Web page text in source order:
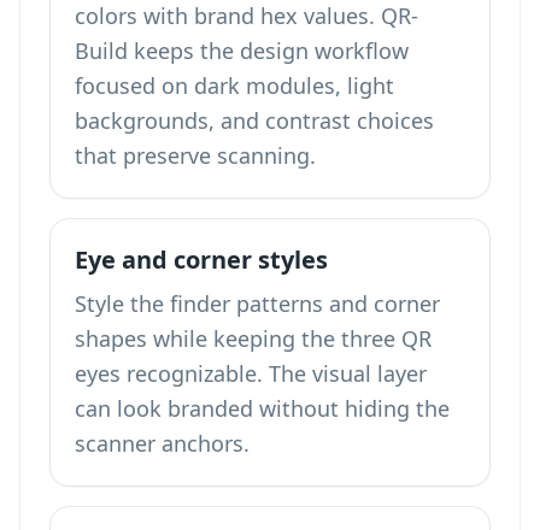
colors with brand hex values. QR-
Build keeps the design workflow
focused on dark modules, light
backgrounds, and contrast choices
that preserve scanning.
Eye and corner styles
Style the finder patterns and corner
shapes while keeping the three QR
eyes recognizable. The visual layer
can look branded without hiding the
scanner anchors.